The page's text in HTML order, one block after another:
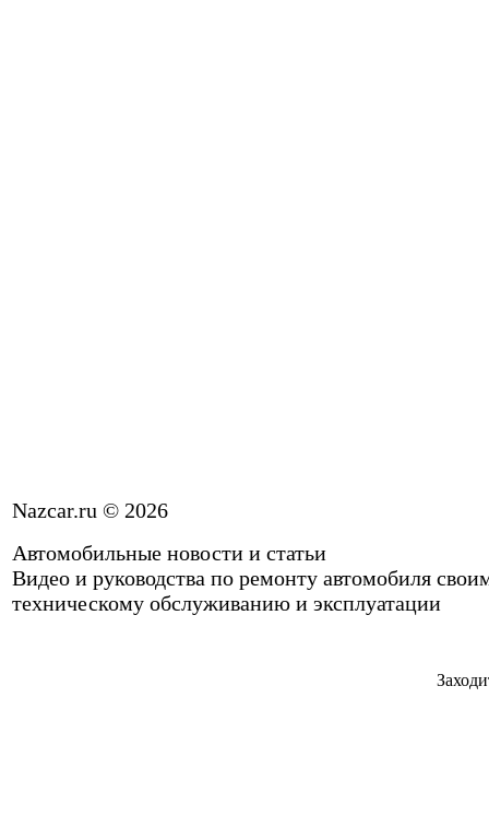
Nazcar.ru © 2026
Автомобильные новости и статьи
Видео и руководства по ремонту автомобиля
техническому обслуживанию и эксплуатации